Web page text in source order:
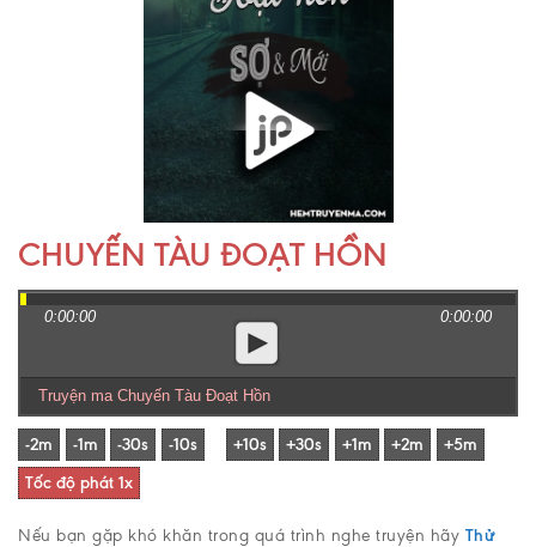
CHUYẾN TÀU ĐOẠT HỒN
0:00:00 0:00:00
Truyện ma Chuyến Tàu Đoạt Hồn
Nếu bạn gặp khó khăn trong quá trình nghe truyện hãy Thử